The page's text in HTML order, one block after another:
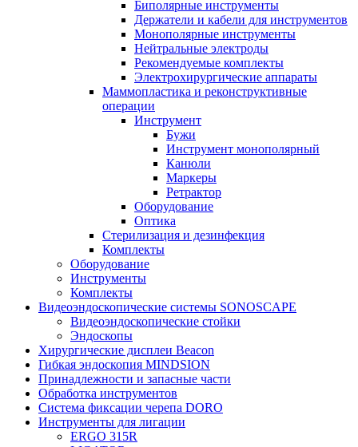
Биполярные инструменты
Держатели и кабели для инструментов
Монополярные инструменты
Нейтральные электроды
Рекомендуемые комплекты
Электрохирургические аппараты
Маммопластика и реконструктивные
операции
Инструмент
Бужи
Инструмент монополярный
Канюли
Маркеры
Ретрактор
Оборудование
Оптика
Стерилизация и дезинфекция
Комплекты
Оборудование
Инструменты
Комплекты
Видеоэндоскопические системы SONOSCAPE
Видеоэндоскопические стойки
Эндоскопы
Хирургические дисплеи Beacon
Гибкая эндоскопия MINDSION
Принадлежности и запасные части
Обработка инструментов
Система фиксации черепа DORO
Инструменты для лигации
ERGO 315R